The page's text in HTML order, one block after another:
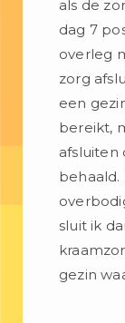
als de
dag 7
overleg
zorg
een
bereikt,
afsluiten
behaald.
sluit ik
gezin